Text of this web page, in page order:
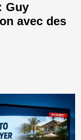
Guy
avec des